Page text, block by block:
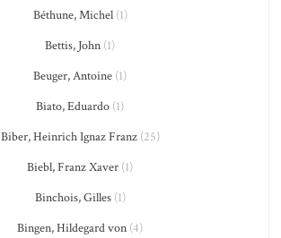
Béthune, Michel(1)
Bettis, John (1)
Beuger, Antoine (1)
Biato, Eduardo (1)
Biber, Heinrich Ignaz Franz(25)
Biebl, Franz Xaver (1)
Binchois, Gilles(1)
Bingen, Hildegard von (4)